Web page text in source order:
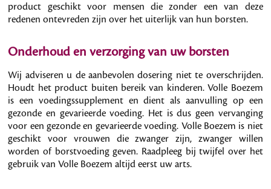
product geschikt voor mensen die zonder een van deze
redenen ontevreden zijn over het uiterlijk van hun borsten.
Onderhoud en verzorging van uw borsten
Wij adviseren u de aanbevolen dosering niet te overschrijden.
Houdt het product buiten bereik van kinderen. Volle Boezem
is een voedingssupplement en dient als aanvulling op een
gezonde en gevarieerde voeding. Het is dus geen vervanging
voor een gezonde en gevarieerde voeding. Volle Boezem is niet
geschikt voor vrouwen die zwanger zijn, zwanger willen
worden of borstvoeding geven. Raadpleeg bij twijfel over het
gebruik van Volle Boezem altijd eerst uw arts.